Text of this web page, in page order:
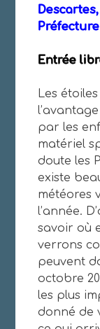
Préfecture
Entrée
Les
par les
matériel
doute les
existe
météores
l’année.
savoir où
verrons
peuvent
octobre
les plus
donné de